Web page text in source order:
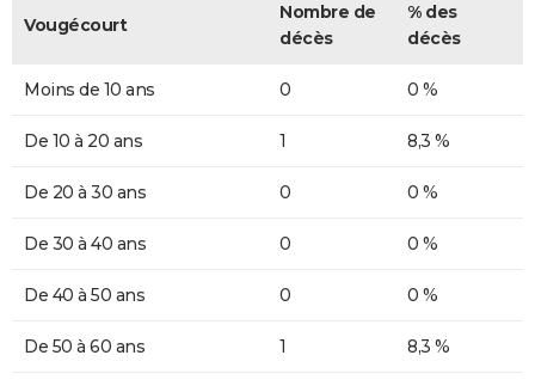
Vougécourt
Nombre de
décès
% des
décès
Moins de 10 ans 0 0 %
De 10 à 20 ans 1 8,3 %
De 20 à 30 ans 0 0 %
De 30 à 40 ans 0 0 %
De 40 à 50 ans 0 0 %
De 50 à 60 ans 1 8,3 %